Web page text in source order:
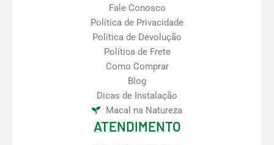
Fale Conosco
Política de Privacidade
Política de Devolução
Política de Frete
Como Comprar
Blog
Dicas de Instalação
Macal na Natureza
ATENDIMENTO